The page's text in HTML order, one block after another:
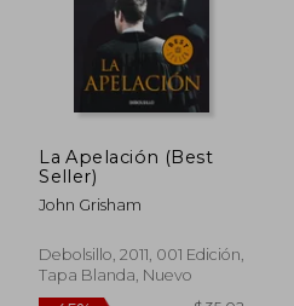
La Apelación (Best
Seller)
John Grisham
Debolsillo, 2011, 001 Edición,
Tapa Blanda, Nuevo